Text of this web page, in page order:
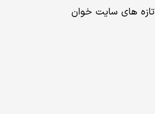
تازه های سایت خوان